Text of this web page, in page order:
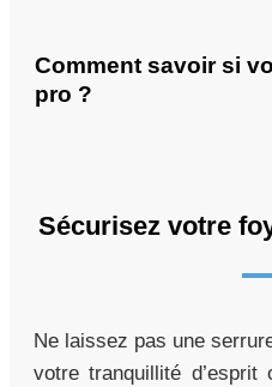
Comment savoir si
pro ?
Sécurisez votre
Ne laissez pas une
votre tranquillité